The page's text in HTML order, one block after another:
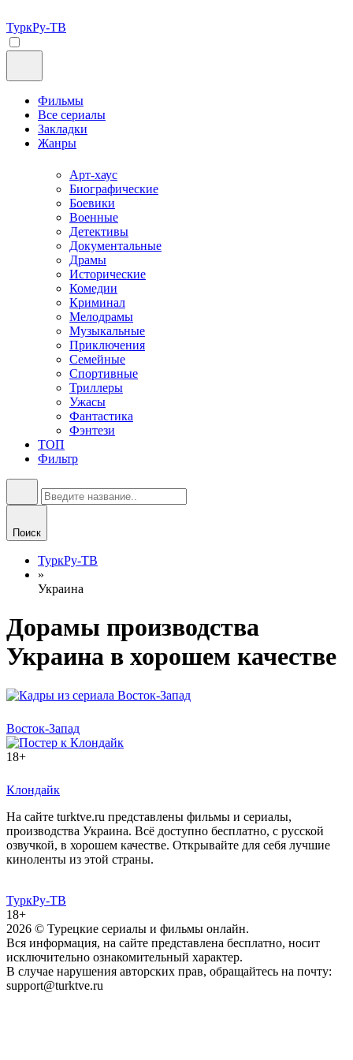
ТуркРу-ТВ
Фильмы
Все сериалы
Закладки
Жанры
Арт-хаус
Биографические
Боевики
Военные
Детективы
Документальные
Драмы
Исторические
Комедии
Криминал
Мелодрамы
Музыкальные
Приключения
Семейные
Спортивные
Триллеры
Ужасы
Фантастика
Фэнтези
ТОП
Фильтр
Поиск
ТуркРу-ТВ
»
Украина
Дорамы производства
Украина в хорошем качестве
Восток-Запад
18+
Клондайк
На сайте turktve.ru представлены фильмы и сериалы,
производства Украина. Всё доступно бесплатно, с русской
озвучкой, в хорошем качестве. Открывайте для себя лучшие
киноленты из этой страны.
ТуркРу-ТВ
18+
2026 © Турецкие сериалы и фильмы онлайн.
Вся информация, на сайте представлена бесплатно, носит
исключительно ознакомительный характер.
В случае нарушения авторских прав, обращайтесь на почту:
support@turktve.ru